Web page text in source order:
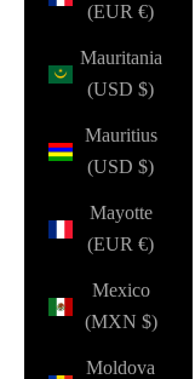
(EUR €)
Mauritania
(USD $)
Mauritius
(USD $)
Mayotte
(EUR €)
Mexico
(MXN $)
Moldova